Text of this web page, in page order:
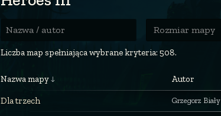
Nazwa / autor Rozmiar mapy
Liczba map spełniająca wybrane kryteria: 508.
Nazwa mapy Autor
Dla trzech Grzegorz Biały